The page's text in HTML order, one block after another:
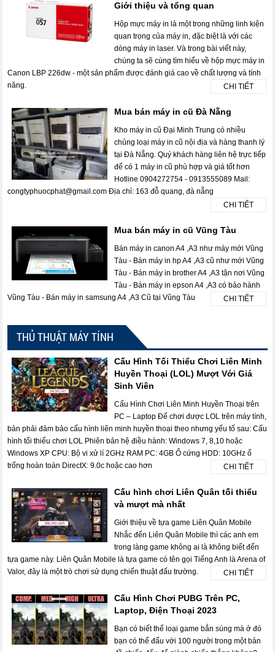
Giới thiệu và tổng quan
Hộp mực máy in là một trong những linh kiện
quan trọng của máy in, đặc biệt là với các
dòng máy in laser. Và trong bài viết này,
chúng ta sẽ cùng tìm hiểu về hộp mực máy in
Canon LBP 226dw - một sản phẩm được đánh giá cao về chất lượng và tính
năng.
CHI TIẾT
Mua bán máy in cũ Đà Nẵng
Kho máy in cũ Đại Minh Trung có nhiều
chủng loại máy in cũ nội địa và hàng thanh lý
tại Đà Nẵng. Quý khách hàng liên hệ trực tiếp
để có 1 máy in cũ phù hợp và giá tốt hơn
Hotline 0904272754 - 0913555089 Mail:
congtyphuocphat@gmail.com Địa chỉ: 163 đỗ quang, đà nẵng
CHI TIẾT
Mua bán máy in cũ Vũng Tàu
Bán máy in canon A4 ,A3 như máy mới Vũng
Tàu - Bán máy in hp A4 ,A3 cũ như mới Vũng
Tàu - Bán máy in brother A4 ,A3 tận nơi Vũng
Tàu - Bán máy in epson A4 ,A3 có bảo hành
Vũng Tàu - Bán máy in samsung A4 ,A3 Cũ tại Vũng Tàu
CHI TIẾT
THỦ THUẬT MÁY TÍNH
Cấu Hình Tối Thiểu Chơi Liên Minh
Huyền Thoại (LOL) Mượt Với Giá
Sinh Viên
Cấu Hình Chơi Liên Minh Huyền Thoại trên
PC – Laptop Để chơi được LOL trên máy tính,
bản phải đảm bảo cấu hình liên minh huyền thoại theo nhưng yếu tố sau: Cấu
hình tối thiểu chơi LOL Phiên bản hệ điều hành: Windows 7, 8,10 hoặc
Windows XP CPU: Bộ vi xử lí 2GHz RAM PC: 4GB Ổ cứng HDD: 10GHz ổ
trống hoàn toàn DirectX: 9.0c hoặc cao hơn
CHI TIẾT
Cấu hình chơi Liên Quân tối thiểu
và mượt mà nhất
Giới thiệu về tựa game Liên Quân Mobile
Nhắc đến Liên Quân Mobile thì các anh em
trong làng game không ai là không biết đến
tựa game này. Liên Quân Mobile là tựa game có tên gọi Tiếng Anh là Arena of
Valor, đây là một trò chơi sử dụng chiến thuật đấu trường.
CHI TIẾT
Cấu Hình Chơi PUBG Trên PC,
Laptop, Điện Thoại 2023
Bạn có biết thể loại game bắn súng mà ở đó
bạn có thể đấu với 100 người trong một bản